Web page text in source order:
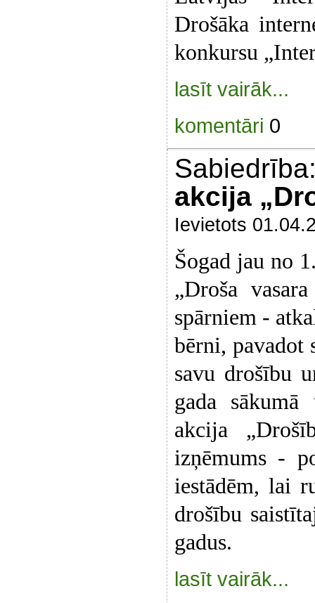
Drošāka
konkursu
lasīt vairāk...
komentāri 0
akcija
Ievietots
Šogad jau no
„Droša
spārniem -
bērni, pavadot
savu drošību
gada
akcija
izņēmums -
iestādēm, lai
drošību
gadus.
lasīt vairāk...